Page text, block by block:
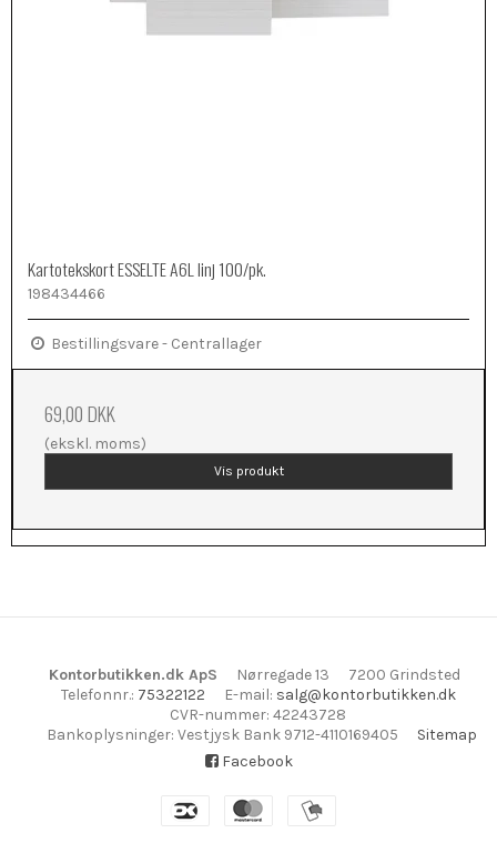
Kartotekskort ESSELTE A6L linj 100/pk.
198434466
Bestillingsvare - Centrallager
69,00 DKK
(ekskl. moms)
Vis produkt
Kontorbutikken.dk ApS Nørregade 13
7200 Grindsted
Telefonnr.: 75322122 E-mail: salg@kontorbutikken.dk
CVR-nummer: 42243728
Bankoplysninger: Vestjysk Bank 9712-4110169405
Sitemap
Facebook